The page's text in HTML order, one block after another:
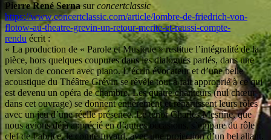
Pierre René Sernasurconcertclassic
https://www.concertclassic.com/article/lombre-de-friedrich-von-
flotow-au-theatre-grevin-un-retour-merite-et-reussi-compte-
rendu écrit :
« La production de « Parole et Musique » restitue l’intégralité de la
pièce, hors quelques coupures dans les dialogues parlés, dans une
version de concert avec piano. L’écrin évocateur et d’une belle
acoustique du Théâtre Grévin se révèle tout à fait approprié à ce qui
est devenu un opéra de chambre. Les quatre chanteurs (nul chœur
dans cet ouvrage) se donnent entièrement et répartissent leurs rôles
avec un jeu d’une réelle présence. Le ténor Charles Mesrine, que
nous avions déjà apprécié en d’autres occasions, s’empare du rôle
clef de Fabrice, le comte fuyard, avec une projection d’un bel allant.